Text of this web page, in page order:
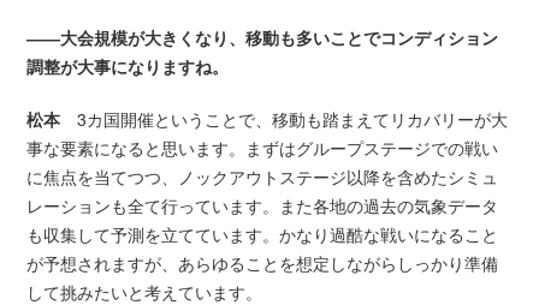
――大会規模が大きくなり、移動も多いことでコンディション
調整が大事になりますね。
松本 3カ国開催ということで、移動も踏まえてリカバリーが大
事な要素になると思います。まずはグループステージでの戦い
に焦点を当てつつ、ノックアウトステージ以降を含めたシミュ
レーションも全て行っています。また各地の過去の気象データ
も収集して予測を立てています。かなり過酷な戦いになること
が予想されますが、あらゆることを想定しながらしっかり準備
して挑みたいと考えています。